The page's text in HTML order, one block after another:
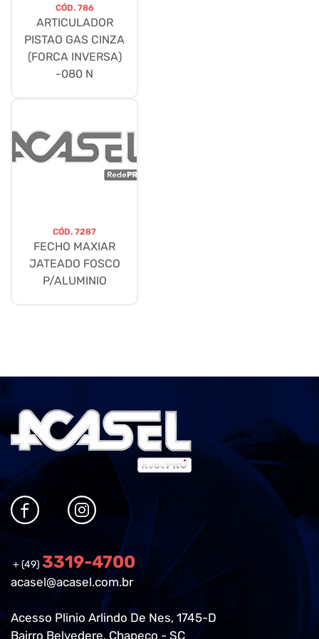
CÓD. 786
ARTICULADOR
PISTAO GAS CINZA
(FORCA INVERSA)
-080 N
CÓD. 7287
FECHO MAXIAR
JATEADO FOSCO
P/ALUMINIO
+ (49) 3319-4700
acasel@acasel.com.br
Acesso Plinio Arlindo De Nes, 1745-D
Bairro Belvedere, Chapeco - SC